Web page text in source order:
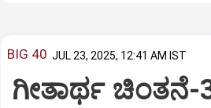
BIG 40 JUL 23, 2025, 12:41 AM IST
ಗೀತಾರ್ಥ